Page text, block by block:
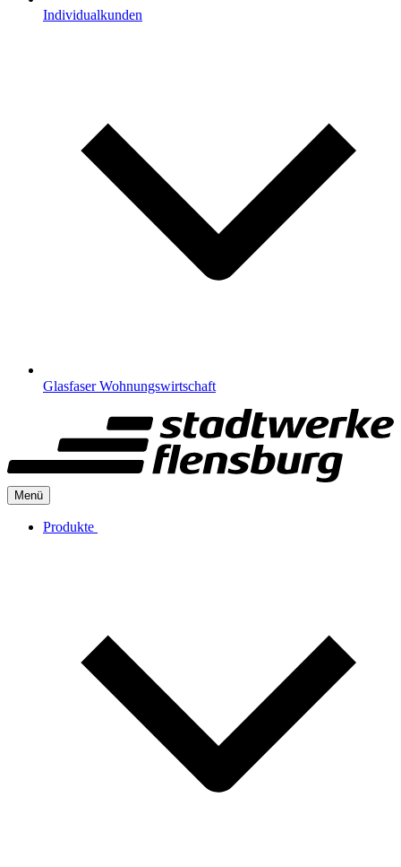
Individualkunden
Glasfaser Wohnungswirtschaft
Menü
Produkte